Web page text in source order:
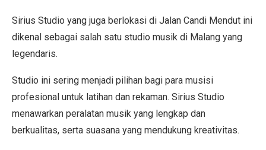
Sirius Studio yang juga berlokasi di Jalan Candi Mendut ini
dikenal sebagai salah satu studio musik di Malang yang
legendaris.
Studio ini sering menjadi pilihan bagi para musisi
profesional untuk latihan dan rekaman. Sirius Studio
menawarkan peralatan musik yang lengkap dan
berkualitas, serta suasana yang mendukung kreativitas.